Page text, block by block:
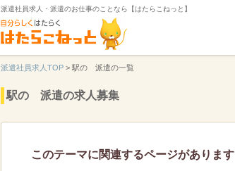
派遣社員求人・派遣のお仕事のことなら【はたらこねっと】
派遣社員求人TOP > 駅の 派遣の一覧
駅の 派遣の求人募集
このテーマに関連するページがあります